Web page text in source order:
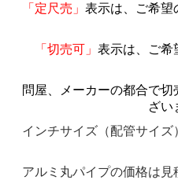
「定尺売」 表示は、ご希望
「切売可」 表示は、ご希
問屋、メーカーの都合で
ざい
インチサイズ（配管サイ
アルミ丸パイプの価格は